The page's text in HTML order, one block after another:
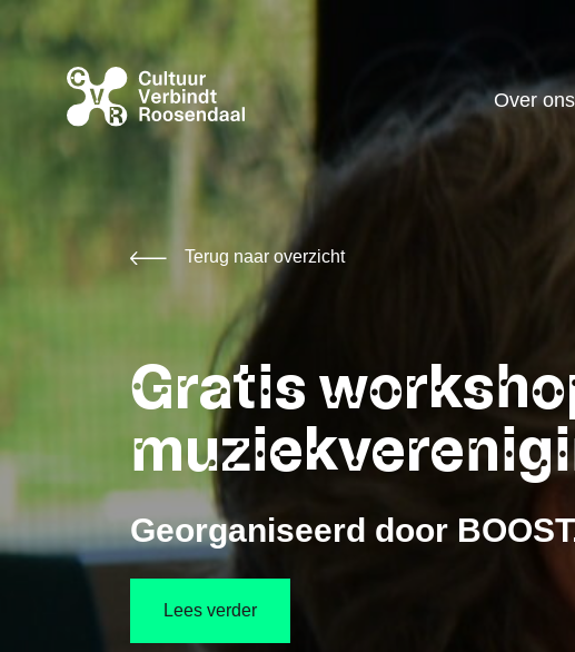
Over ons
Terug naar overzicht
Gratis
Georganiseerd door
Lees verder